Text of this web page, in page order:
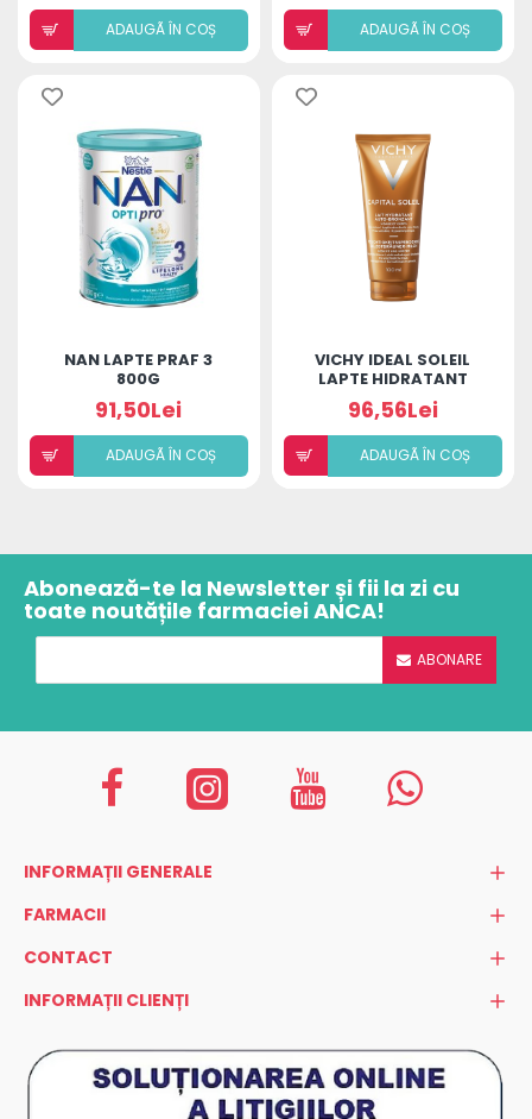
ADAUGÃ ÎN COȘ ADAUGÃ ÎN COȘ
NAN LAPTE PRAF 3
800G
91,50Lei
ADAUGÃ ÎN COȘ
VICHY IDEAL SOLEIL
LAPTE HIDRATANT
AUTOBRONZANT
PENTRU FATA SI CORP
100ML
96,56Lei
ADAUGÃ ÎN COȘ
Abonează-te la Newsletter și fii la zi cu
toate noutățile farmaciei ANCA!
ABONARE
INFORMAȚII GENERALE
FARMACII
CONTACT
INFORMAȚII CLIENȚI